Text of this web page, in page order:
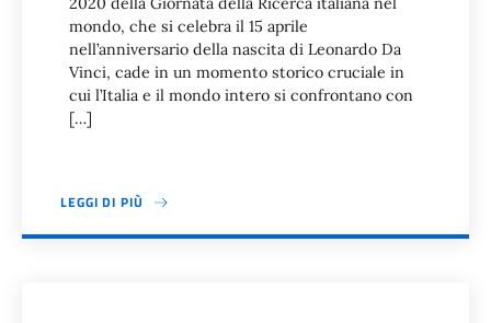
mondo, che si celebra il 15 aprile
nell’anniversario della nascita di Leonardo Da
Vinci, cade in un momento storico cruciale in
cui l’Italia e il mondo intero si confrontano con
[…]
LEGGI DI PIÙ